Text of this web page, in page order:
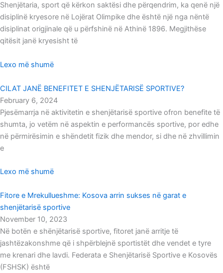
Shenjëtaria, sport që kërkon saktësi dhe përqendrim, ka qenë një
disiplinë kryesore në Lojërat Olimpike dhe është një nga nëntë
disiplinat origjinale që u përfshinë në Athinë 1896. Megjithëse
qitësit janë kryesisht të
Lexo më shumë
CILAT JANË BENEFITET E SHENJËTARISË SPORTIVE?
February 6, 2024
Pjesëmarrja në aktivitetin e shenjëtarisë sportive ofron benefite të
shumta, jo vetëm në aspektin e performancës sportive, por edhe
në përmirësimin e shëndetit fizik dhe mendor, si dhe në zhvillimin
e
Lexo më shumë
Fitore e Mrekullueshme: Kosova arrin sukses në garat e
shenjëtarisë sportive
November 10, 2023
Në botën e shënjëtarisë sportive, fitoret janë arritje të
jashtëzakonshme që i shpërblejnë sportistët dhe vendet e tyre
me krenari dhe lavdi. Federata e Shenjëtarisë Sportive e Kosovës
(FSHSK) është